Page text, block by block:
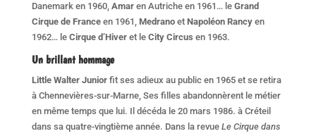
Danemark en 1960, Amaren Autriche en 1961… le Grand
Cirque de Franceen 1961, Medranoet Napoléon Rancyen
1962… leCirque d’Hiveret leCity Circus en 1963.
Un brillant hommage
Little Walter Juniorfit ses adieux au public en 1965 et se retira
à Chennevières-sur-Marne, Ses filles abandonnèrent le métier
en même temps que lui. Il décéda le 20 mars 1986. à Créteil
dans sa quatre-vingtième année. Dans la revue Le Cirque dans